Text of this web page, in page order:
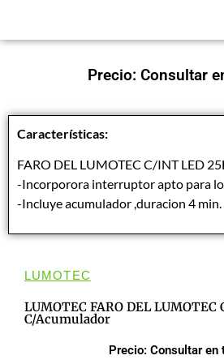
Precio: Consultar
Características:
FARO DEL LUMOTEC C/INT LED
-Incorporora interruptor apto para
-Incluye acumulador ,duracion 4 min.
LUMOTEC
LUMOTEC FARO DEL LUMOTEC
C/acumulador
Precio: Consultar en